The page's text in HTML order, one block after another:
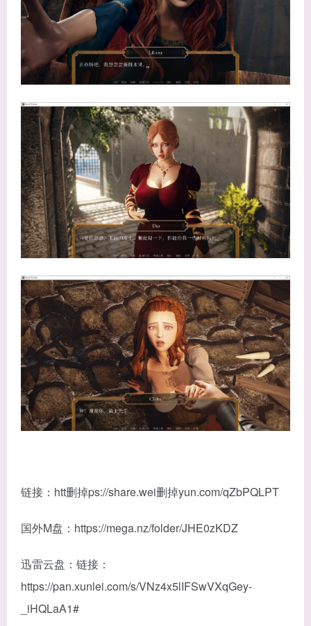
链接：htt删掉ps://share.wei删掉yun.com/qZbPQLPT
国外M盘：https://mega.nz/folder/JHE0zKDZ
迅雷云盘：链接：
https://pan.xunlei.com/s/VNz4x5lIFSwVXqGey-
_iHQLaA1#